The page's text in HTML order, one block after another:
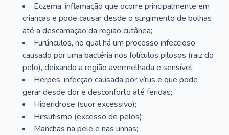
Eczema: inflamação que ocorre principalmente em
crianças e pode causar desde o surgimento de bolhas
até a descamação da região cutânea;
Furúnculos, no qual há um processo infeccioso
causado por uma bactéria nos folículos pilosos (raiz do
pelo), deixando a região avermelhada e sensível;
Herpes: infecção causada por vírus e que pode
gerar desde dor e desconforto até feridas;
Hiperidrose (suor excessivo);
Hirsutismo (excesso de pelos);
Manchas na pele e nas unhas;